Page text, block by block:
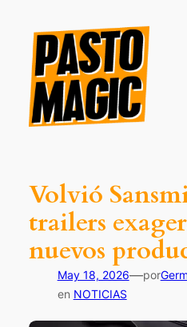
contenido
Volvió
trailers
nuevos
May 18, 2026—por
en NOTICIAS